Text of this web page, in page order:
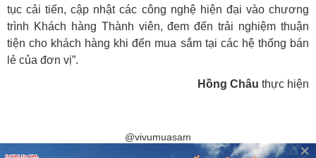
tục cải tiến, cập nhật các công nghệ hiện đại vào chương
trình Khách hàng Thành viên, đem đến trải nghiệm thuận
tiện cho khách hàng khi đến mua sắm tại các hệ thống bán
lẻ của đơn vị”.
Hồng Châu thực hiện
@vivumuasam